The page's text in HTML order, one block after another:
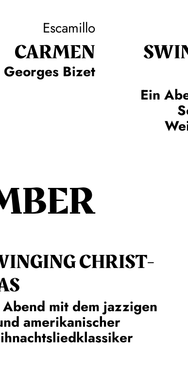
Escamillo
CARMEN
Georges Bizet
Ein
CHRIST­
mit dem jazzigen
amerikanischer